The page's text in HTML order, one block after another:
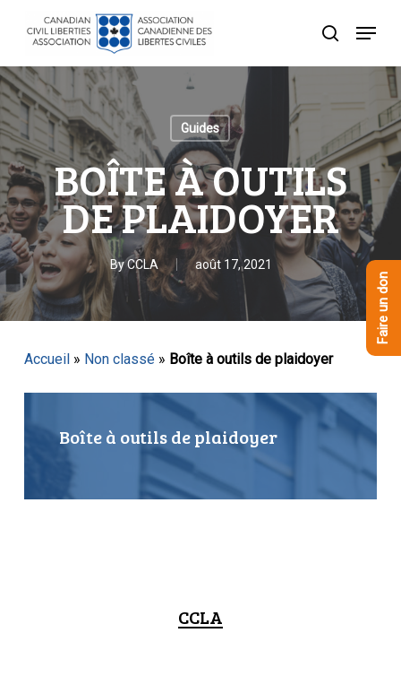
content
recherche
Menu
Guides
BOÎTE À OUTILS
DE PLAIDOYER
ByCCLA août 17, 2021
Accueil» Non classé» Boîte à outils de plaidoyer
Boîte à outils de plaidoyer
CCLA
Menu
Faire un don